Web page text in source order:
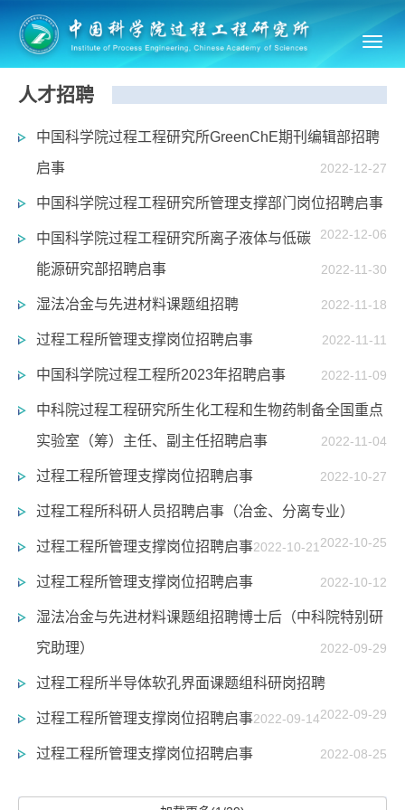
人才招聘
中国科学院过程工程研究所GreenChE期刊编辑部招聘
启事
2022-12-27
中国科学院过程工程研究所管理支撑部门岗位招聘启事
2022-12-06
中国科学院过程工程研究所离子液体与低碳
能源研究部招聘启事
2022-11-30
湿法冶金与先进材料课题组招聘 2022-11-18
过程工程所管理支撑岗位招聘启事 2022-11-11
中国科学院过程工程所2023年招聘启事 2022-11-09
中科院过程工程研究所生化工程和生物药制备全国重点
实验室（筹）主任、副主任招聘启事
2022-11-04
过程工程所管理支撑岗位招聘启事 2022-10-27
过程工程所科研人员招聘启事（冶金、分离专业）
2022-10-25
过程工程所管理支撑岗位招聘启事2022-10-21
过程工程所管理支撑岗位招聘启事 2022-10-12
湿法冶金与先进材料课题组招聘博士后（中科院特别研
究助理）
2022-09-29
过程工程所半导体软孔界面课题组科研岗招聘
2022-09-29
过程工程所管理支撑岗位招聘启事2022-09-14
过程工程所管理支撑岗位招聘启事 2022-08-25